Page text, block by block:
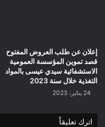
إعلان عن طلب العروض المفتوح
قصد تموين المؤسسة العمومية
الاستشفائية سيدي عيسى بالمواد
التغذية خلال سنة 2023
24 يناير، 2023
اترك تعليقاً